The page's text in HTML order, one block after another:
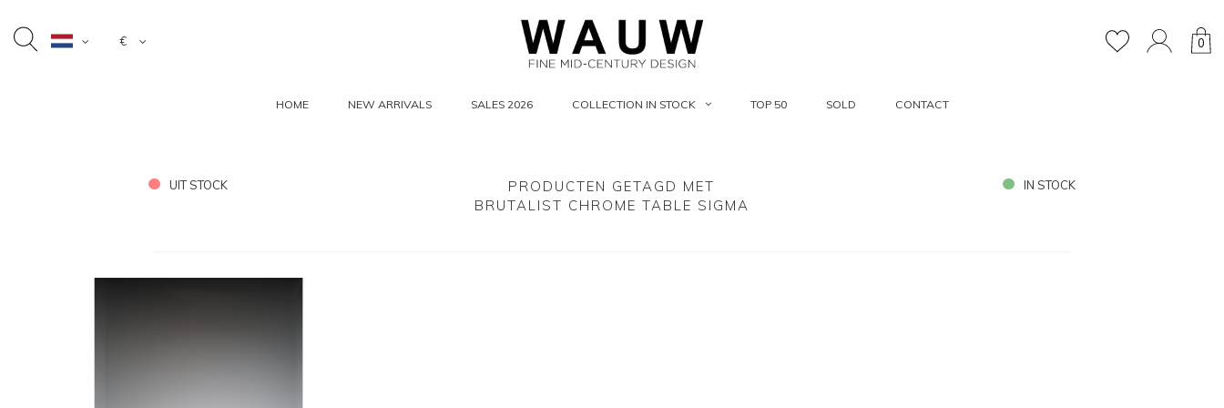
€ 0
HOME NEW ARRIVALS SALES 2026 COLLECTION IN STOCK TOP 50 SOLD CONTACT
UIT STOCK
PRODUCTEN GETAGD MET
BRUTALIST CHROME TABLE SIGMA
IN STOCK